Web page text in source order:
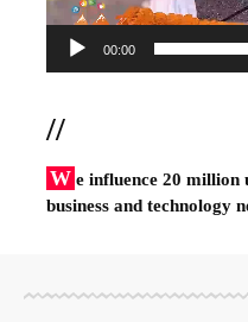
00:00
//
W e influence 20 million
business and technology